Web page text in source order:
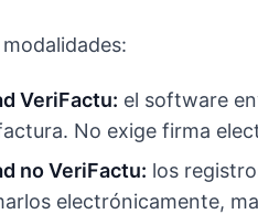
VeriFactu: el software
No exige firma
no VeriFactu: los
electrónicamente,